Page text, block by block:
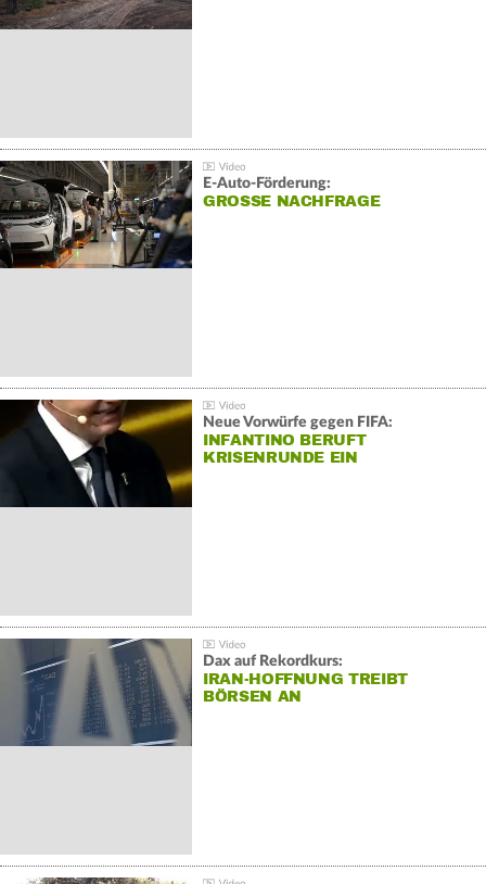
E-Auto-Förderung:
GROSSE NACHFRAGE
Neue Vorwürfe gegen FIFA:
INFANTINO BERUFT
KRISENRUNDE EIN
Dax auf Rekordkurs:
IRAN-HOFFNUNG TREIBT
BÖRSEN AN